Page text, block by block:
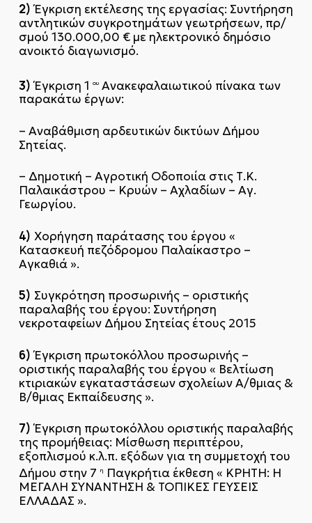
2)Έγκριση εκτέλεσης της εργασίας: Συντήρηση
αντλητικών συγκροτημάτων γεωτρήσεων, πρ/
σμού 130.000,00 € με ηλεκτρονικό δημόσιο
ανοικτό διαγωνισμό.
3)Έγκριση 1 ουΑνακεφαλαιωτικού πίνακα των
παρακάτω έργων:
– Αναβάθμιση αρδευτικών δικτύων Δήμου
Σητείας.
– Δημοτική – Αγροτική Οδοποιία στις Τ.Κ.
Παλαικάστρου – Κρυών – Αχλαδίων – Αγ.
Γεωργίου.
4) Χορήγηση παράτασης του έργου «
Κατασκευή πεζόδρομου Παλαίκαστρο –
Αγκαθιά ».
5) Συγκρότηση προσωρινής – οριστικής
παραλαβής του έργου: Συντήρηση
νεκροταφείων Δήμου Σητείας έτους 2015
6)Έγκριση πρωτοκόλλου προσωρινής –
οριστικής παραλαβής του έργου « Βελτίωση
κτιριακών εγκαταστάσεων σχολείων Α/θμιας &
Β/θμιας Εκπαίδευσης ».
7)Έγκριση πρωτοκόλλου οριστικής παραλαβής
της προμήθειας: Μίσθωση περιπτέρου,
εξοπλισμού κ.λ.π. εξόδων για τη συμμετοχή του
Δήμου στην 7 η
Παγκρήτια έκθεση « ΚΡΗΤΗ: Η
ΜΕΓΑΛΗ ΣΥΝΑΝΤΗΣΗ & ΤΟΠΙΚΕΣ ΓΕΥΣΕΙΣ
ΕΛΛΑΔΑΣ ».